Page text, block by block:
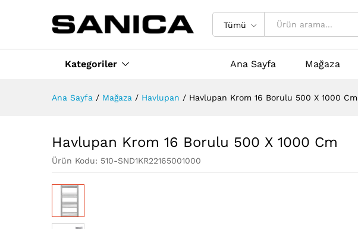
Tümü
Kategoriler Ana Sayfa Mağaza
Ana Sayfa / Mağaza / Havlupan / Havlupan Krom 16 Borulu 500 X 1000 Cm
Havlupan Krom 16 Borulu 500 X 1000 Cm
Ürün Kodu: 510-SND1KR22165001000
Tanım Değerlendirmeler (0) Taksit Seçenekleri